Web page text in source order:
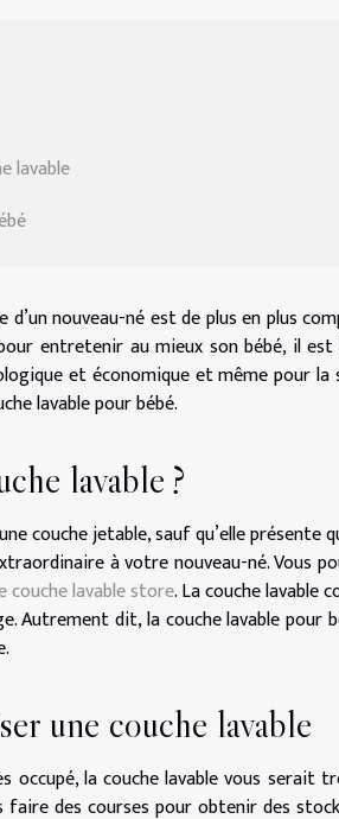
lavable
nouveau-né est de plus en plus
entretenir au mieux son bébé, il
et économique et même pour
lavable pour bébé.
lavable ?
couche jetable, sauf qu’elle
à votre nouveau-né. Vous
couche lavable store. La couche lavable
Autrement dit, la couche lavable pour
une couche lavable
la couche lavable vous serait
des courses pour obtenir des